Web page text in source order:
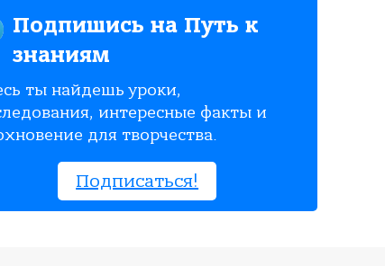
Подпишись на Путь к
знаниям
ты найдешь уроки,
интересные факты и
для творчества.
Подписаться!